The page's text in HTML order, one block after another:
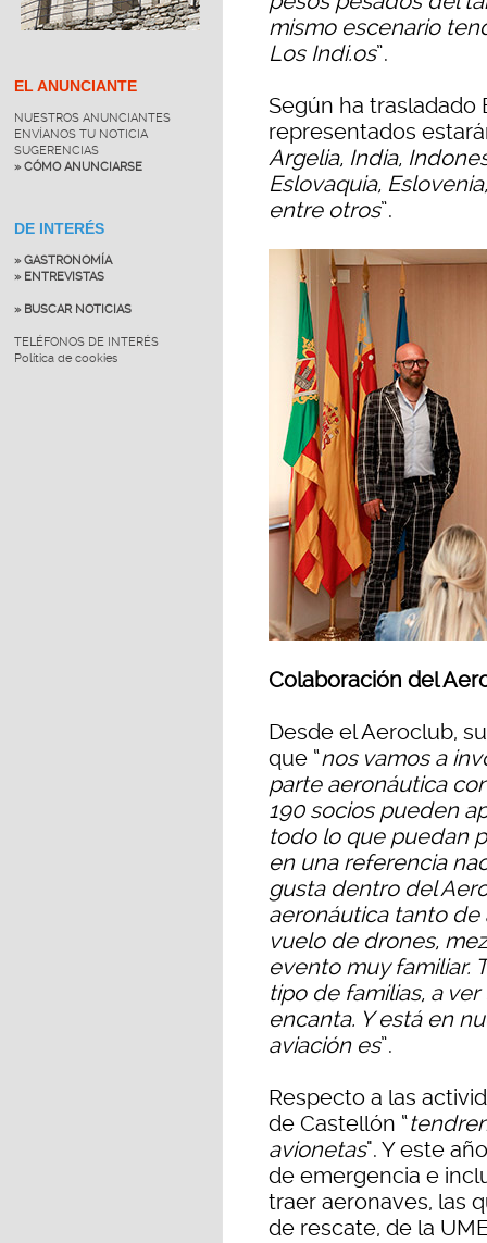
EL ANUNCIANTE
NUESTROS ANUNCIANTES
ENVÍANOS TU NOTICIA
SUGERENCIAS
» CÓMO ANUNCIARSE
DE INTERÉS
» GASTRONOMÍA
» ENTREVISTAS
» BUSCAR NOTICIAS
TELÉFONOS DE INTERÉS
Política de cookies
mismo escenario
Los Indi.os”.
Según ha trasladado
representados
Argelia, India,
Eslovaquia,
entre otros”.
Colaboración del
Desde el Aeroclub,
que “nos vamos a
parte aeronáutica
190 socios pueden
todo lo que puedan
en una referencia
gusta dentro del
aeronáutica tanto
vuelo de drones,
evento muy familiar.
tipo de familias, a
encanta. Y está en
aviación es”.
Respecto a las
de Castellón “
avionetas". Y este
de emergencia e
traer aeronaves, las
de rescate, de la